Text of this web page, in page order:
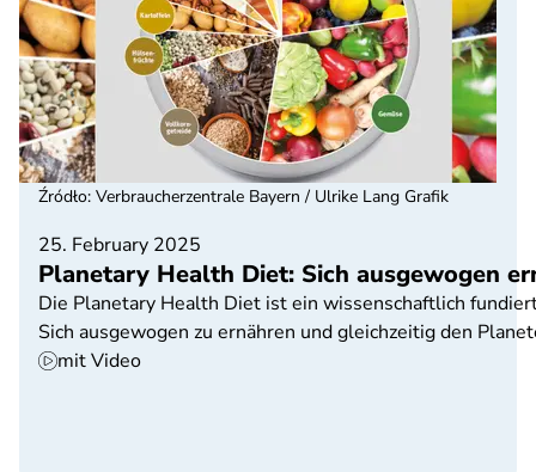
25. February 2025
Planetary Health Diet: Sich ausgewogen
Die Planetary Health Diet ist ein wissenschaftlich
Sich ausgewogen zu ernähren und gleichzeitig den
mit Video
Źródło: Verbraucherzentrale Bayern / Ulrike Lang Grafik